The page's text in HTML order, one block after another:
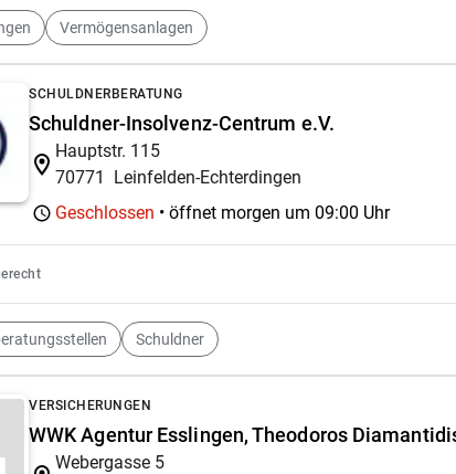
Vermögensanlagen
SCHULDNERBERATUNG
Schuldner-Insolvenz-Centrum e.V.
Hauptstr. 115
70771
Leinfelden-Echterdingen
Geschlossen • öffnet morgen um 09:00 Uhr
Schuldner
VERSICHERUNGEN
WWK Agentur Esslingen, Theodoros
Webergasse 5